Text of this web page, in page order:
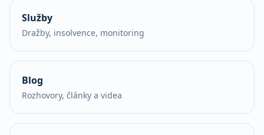
Služby
Dražby, insolvence, monitoring
Blog
Rozhovory, články a videa